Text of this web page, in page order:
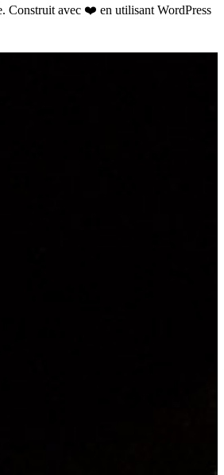
Construit avec ❤️ en utilisant WordPress